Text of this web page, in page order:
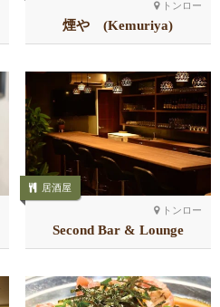
トンロー
煙や (Kemuriya)
トンロー
居酒屋
Second Bar & Lounge